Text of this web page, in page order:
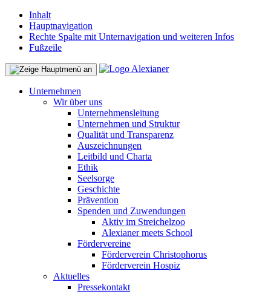
Inhalt
Hauptnavigation
Rechte Spalte mit Unternavigation und weiteren Infos
Fußzeile
Unternehmen
Wir über uns
Unternehmensleitung
Unternehmen und Struktur
Qualität und Transparenz
Auszeichnungen
Leitbild und Charta
Ethik
Seelsorge
Geschichte
Prävention
Spenden und Zuwendungen
Aktiv im Streichelzoo
Alexianer meets School
Fördervereine
Förderverein Christophorus
Förderverein Hospiz
Aktuelles
Pressekontakt